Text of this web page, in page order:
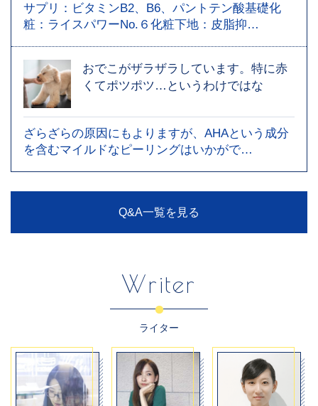
サプリ：ビタミンB2、B6、パントテン酸基礎化
粧：ライスパワーNo.６化粧下地：皮脂抑…
おでこがザラザラしています。特に赤
くてポツポツ…というわけではな
ざらざらの原因にもよりますが、AHAという成分
を含むマイルドなピーリングはいかがで…
Q&A一覧を見る
Writer
ライター